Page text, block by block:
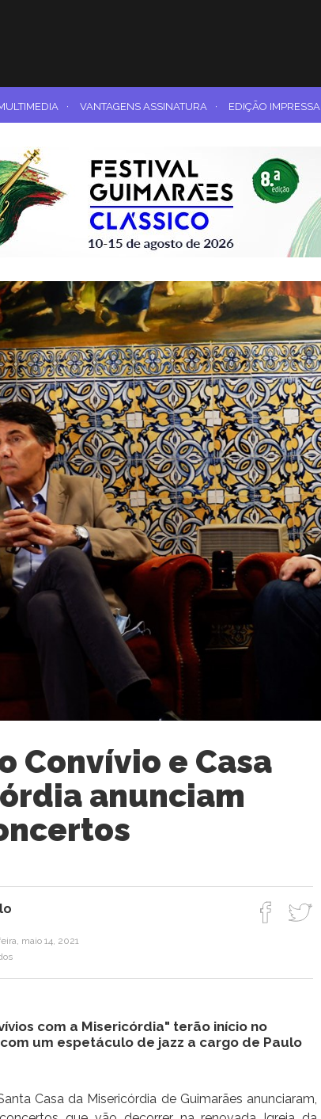
· VANTAGENS ASSINATURA · EDIÇÃO IMPRESSA
Convívio e Casa
anunciam
maio 14, 2021
com a Misericórdia" terão início no
um espetáculo de jazz a cargo de Paulo
Casa da Misericórdia de Guimarães anunciaram,